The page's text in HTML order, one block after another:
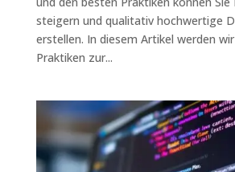
steigern und qualitativ hochwertige
erstellen. In diesem Artikel werden
Praktiken zur...